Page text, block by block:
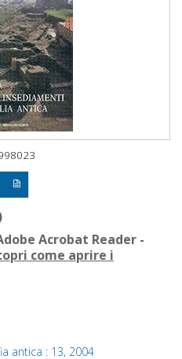
Acrobat Reader -
come aprire i
antica : 13, 2004